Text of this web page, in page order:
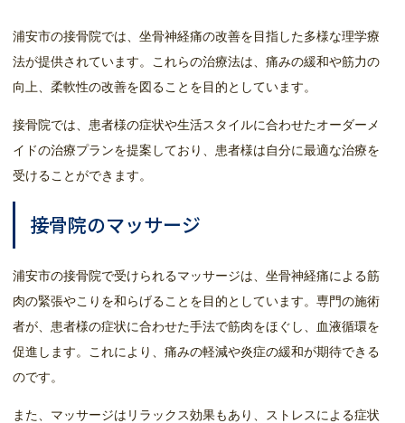
浦安市の接骨院では、坐骨神経痛の改善を目指した多様な理学療
法が提供されています。これらの治療法は、痛みの緩和や筋力の
向上、柔軟性の改善を図ることを目的としています。
接骨院では、患者様の症状や生活スタイルに合わせたオーダーメ
イドの治療プランを提案しており、患者様は自分に最適な治療を
受けることができます。
接骨院のマッサージ
浦安市の接骨院で受けられるマッサージは、坐骨神経痛による筋
肉の緊張やこりを和らげることを目的としています。専門の施術
者が、患者様の症状に合わせた手法で筋肉をほぐし、血液循環を
促進します。これにより、痛みの軽減や炎症の緩和が期待できる
のです。
また、マッサージはリラックス効果もあり、ストレスによる症状